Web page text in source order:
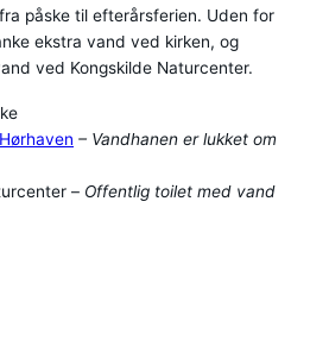
påske til efterårsferien. Uden for
ekstra vand ved kirken, og
ved Kongskilde Naturcenter.
– Vandhanen er lukket om
– Offentlig toilet med vand